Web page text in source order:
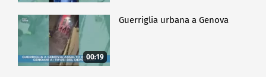
00:19
Guerriglia urbana a Genova